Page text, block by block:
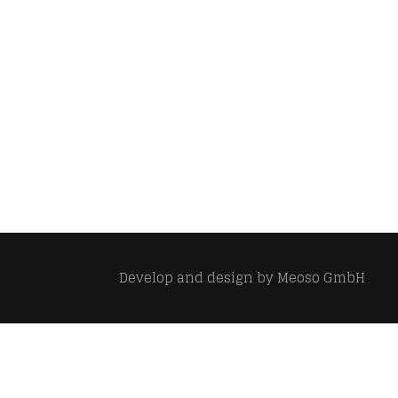
Develop and design byMeoso GmbH